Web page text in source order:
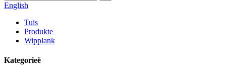
English
Tuis
Produkte
Wipplank
Kategorieë